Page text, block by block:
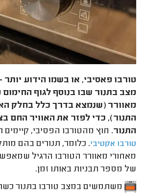
טורבו פאסיבי, או בשמו הידוע יותר
מצב בתנור שבו בנוסף לגוף
מאוורר (שנמצא בדרך כלל בחלק
התנור), כדי לפזר את האוויר החם
התנור. חוץ מהטורבו הפסיבי, קיימים
טורבו אקטיבי. כלומר, תנורים בהם
מאחורי מאוורר הטורבו הרגיל
של מספר תבניות באותו זמן.
משתמשים במצב טורבו בתנור